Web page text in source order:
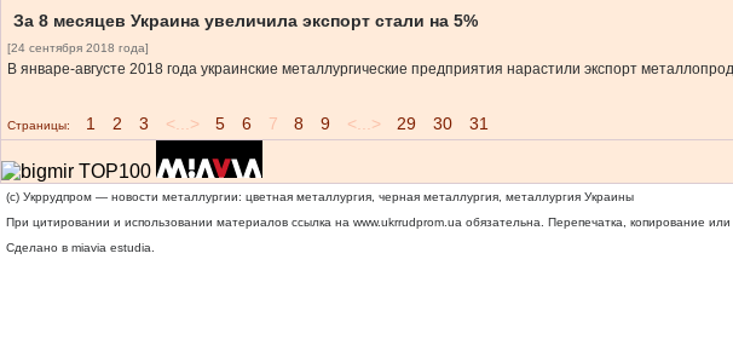
За 8 месяцев Украина увеличила экспорт стали на 5%
[24 сентября 2018 года]
В январе-августе 2018 года украинские металлургические предприятия нарастили экспорт
Страницы: 1 2 3 <...> 5 6 7 8 9 <...> 29 30 31
(c) Укррудпром — новости металлургии: цветная металлургия, черная металлургия, металлургия Украины
При цитировании и использовании материалов ссылка на www.ukrrudprom.ua обязательна. Перепечатка, копирование
Сделано в miavia estudia.